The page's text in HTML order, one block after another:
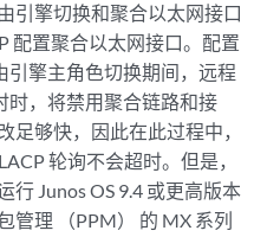
引擎切换和聚合以太网接口
配置聚合以太网接口。配置
引擎主角色切换期间，远程
时，将禁用聚合链路和接
足够快，因此在此过程中，
轮询不会超时。但是，
行 Junos OS 9.4 或更高版本
管理 （PPM） 的 MX 系列